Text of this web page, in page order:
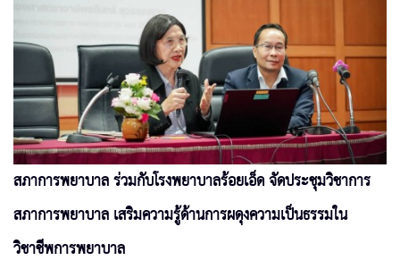
สภาการพยาบาล ร่วมกับโรงพยาบาลร้อยเอ็ด จัดประชุมวิชาการ
สภาการพยาบาล เสริมความรู้ด้านการผดุงความเป็นธรรมใน
วิชาชีพการพยาบาล